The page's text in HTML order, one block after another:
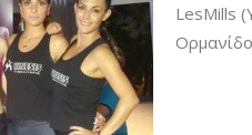
LesMills